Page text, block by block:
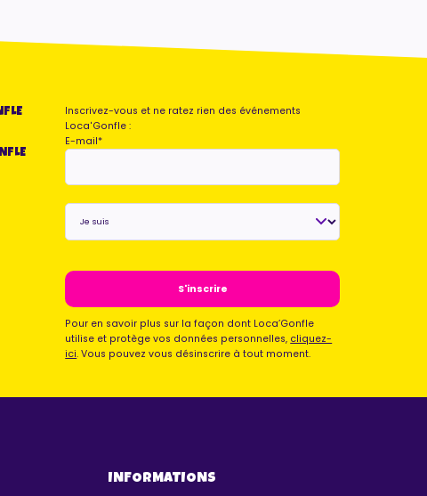
Inscrivez-vous et ne ratez rien des événements
Loca'Gonfle :
E-mail*
Je
suis*
Pour en savoir plus sur la façon dont Loca’Gonfle
utilise et protège vos données personnelles, cliquez-
ici. Vous pouvez vous désinscrire à tout moment.
INFORMATIONS